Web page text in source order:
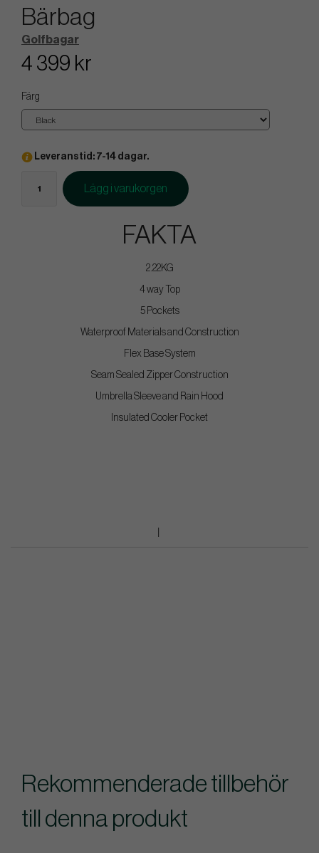
Bärbag
Golfbagar
4 399 kr
Färg
Leveranstid: 7-14 dagar.
Lägg i varukorgen
FAKTA
2.22KG
4 way Top
5 Pockets
Waterproof Materials and Construction
Flex Base System
Seam Sealed Zipper Construction
Umbrella Sleeve and Rain Hood
Insulated Cooler Pocket
Rekommenderade tillbehör
till denna produkt